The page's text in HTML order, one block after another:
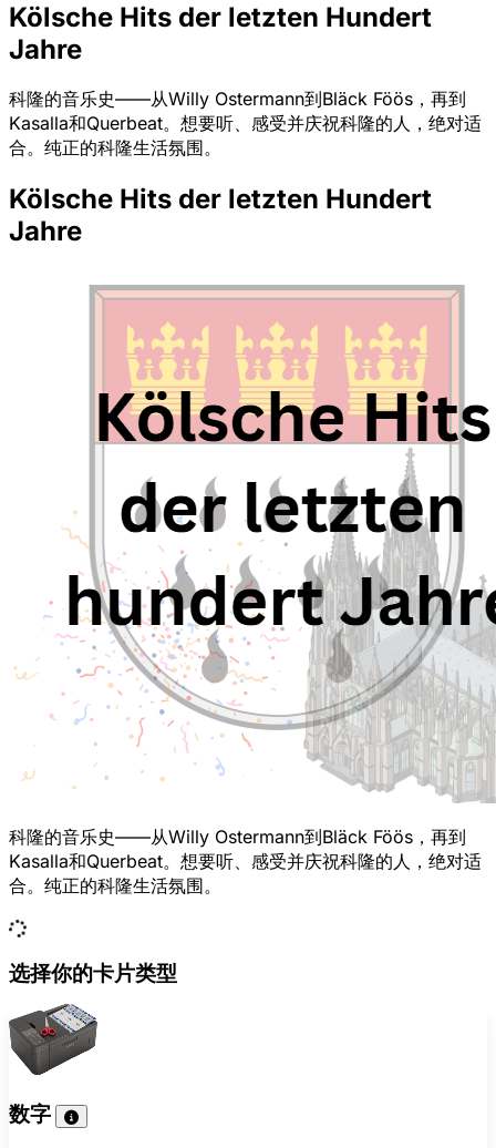
Kölsche Hits der letzten Hundert
Jahre
科隆的音乐史——从Willy Ostermann到Bläck Föös，再到
Kasalla和Querbeat。想要听、感受并庆祝科隆的人，绝对适
合。纯正的科隆生活氛围。
Kölsche Hits der letzten Hundert
Jahre
科隆的音乐史——从Willy Ostermann到Bläck Föös，再到
Kasalla和Querbeat。想要听、感受并庆祝科隆的人，绝对适
合。纯正的科隆生活氛围。
选择你的卡片类型
数字